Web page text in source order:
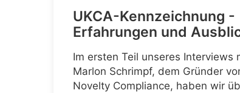
UKCA-Kennzeichnung -
Erfahrungen und
Im ersten Teil unseres Interviews
Marlon Schrimpf, dem Gründer
Novelty Compliance, haben wir